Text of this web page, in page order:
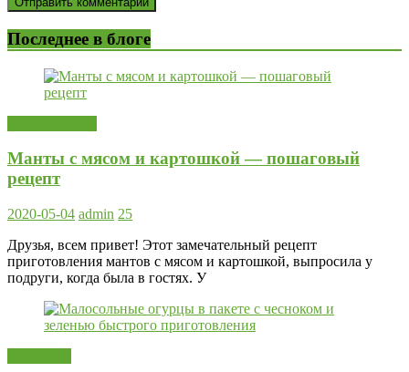
Последнее в блоге
Манты с мясом и картошкой — пошаговый
рецепт
2020-05-04 admin 25
Друзья, всем привет! Этот замечательный рецепт
приготовления мантов с мясом и картошкой, выпросила у
подруги, когда была в гостях. У